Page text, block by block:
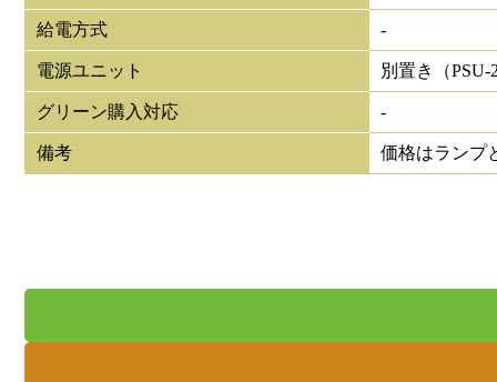
給電方式 -
電源ユニット 別置き（PSU-
グリーン購入対応 -
備考 価格はランプ